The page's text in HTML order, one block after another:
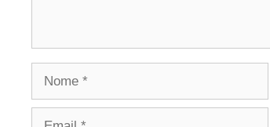
Nome
Email